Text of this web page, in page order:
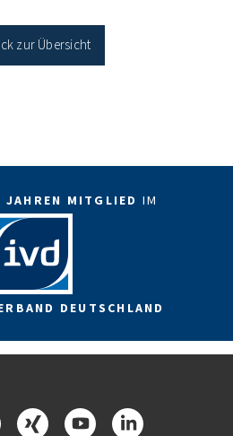
[…]
zur Übersicht
JAHREN MITGLIED IM
DEUTSCHLAND